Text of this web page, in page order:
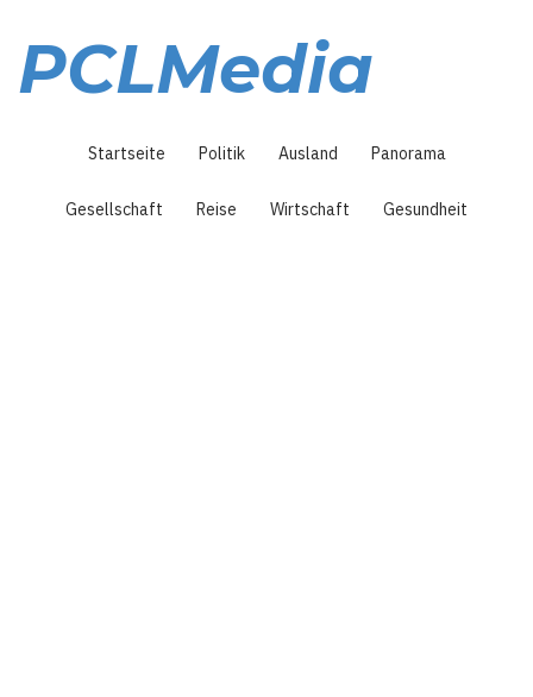
Inhalt
PCLMedia
Startseite Politik Ausland Panorama
Gesellschaft Reise Wirtschaft Gesundheit